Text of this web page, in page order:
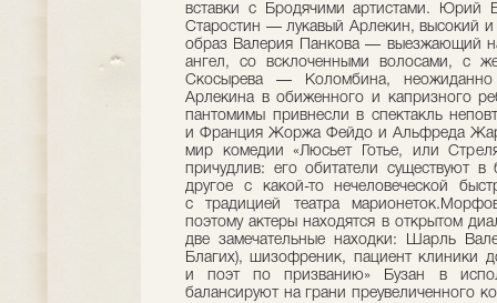
вставки с Бродячими артистами. Юрий
Старостин — лукавый Арлекин, высокий и
образ Валерия Панкова — выезжающий
ангел, со всклоченными волосами, с
Скосырева — Коломбина, неожиданно
Арлекина в обиженного и капризного
пантомимы привнесли в спектакль
и Франция Жоржа Фейдо и Альфреда
мир комедии «Люсьет Готье, или
причудлив: его обитатели существуют
другое с какой-то нечеловеческой
с традицией театра
поэтому актеры находятся в открытом
две замечательные находки: Шарль
Благих), шизофреник, пациент клиники
и поэт по призванию» Бузан в
балансируют на грани преувеличенного